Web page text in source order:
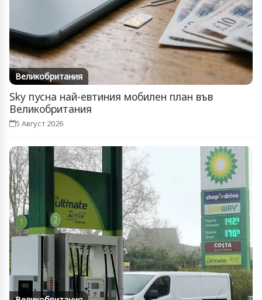
Великобритания
Sky пусна най-евтиния мобилен план във
Великобритания
5 Август 2026